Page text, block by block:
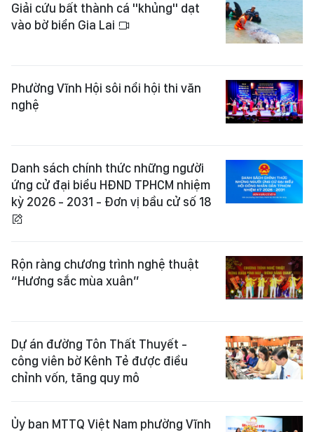
Giải cứu bất thành cá "khủng" dạt
vào bờ biển Gia Lai
Phường Vĩnh Hội sôi nổi hội thi văn
nghệ
Danh sách chính thức những người
ứng cử đại biểu HĐND TPHCM nhiệm
kỳ 2026 - 2031 - Đơn vị bầu cử số 18
Rộn ràng chương trình nghệ thuật
“Hương sắc mùa xuân”
Dự án đường Tôn Thất Thuyết -
công viên bờ Kênh Tẻ được điều
chỉnh vốn, tăng quy mô
Ủy ban MTTQ Việt Nam phường Vĩnh